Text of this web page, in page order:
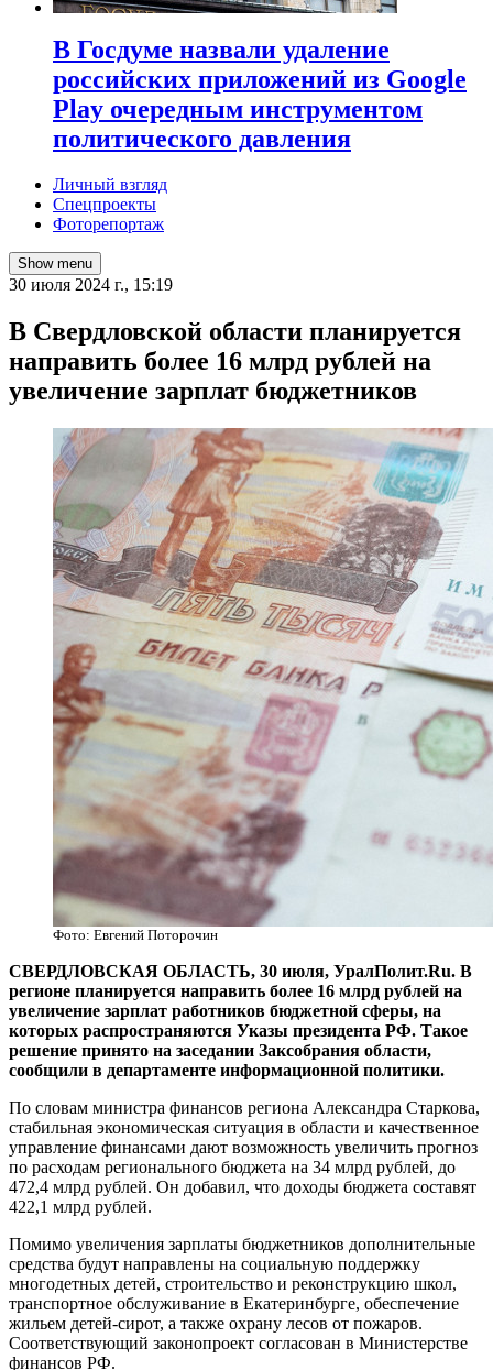
В Госдуме назвали удаление
российских приложений из Google
Play очередным инструментом
политического давления
Личный взгляд
Спецпроекты
Фоторепортаж
Show menu
30 июля 2024 г., 15:19
В Свердловской области планируется
направить более 16 млрд рублей на
увеличение зарплат бюджетников
Фото: Евгений Поторочин
СВЕРДЛОВСКАЯ ОБЛАСТЬ, 30 июля, УралПолит.Ru. В
регионе планируется направить более 16 млрд рублей на
увеличение зарплат работников бюджетной сферы, на
которых распространяются Указы президента РФ. Такое
решение принято на заседании Заксобрания области,
сообщили в департаменте информационной политики.
По словам министра финансов региона Александра Старкова,
стабильная экономическая ситуация в области и качественное
управление финансами дают возможность увеличить прогноз
по расходам регионального бюджета на 34 млрд рублей, до
472,4 млрд рублей. Он добавил, что доходы бюджета составят
422,1 млрд рублей.
Помимо увеличения зарплаты бюджетников дополнительные
средства будут направлены на социальную поддержку
многодетных детей, строительство и реконструкцию школ,
транспортное обслуживание в Екатеринбурге, обеспечение
жильем детей-сирот, а также охрану лесов от пожаров.
Соответствующий законопроект согласован в Министерстве
финансов РФ.